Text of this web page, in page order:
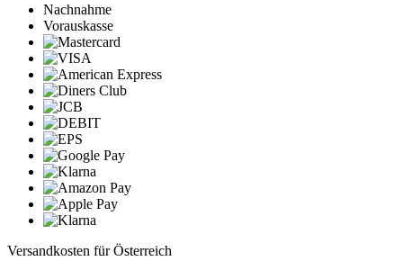
Nachnahme
Vorauskasse
Versandkosten für Österreich